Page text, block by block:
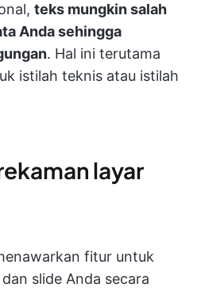
teks mungkin salah
Anda sehingga
. Hal ini terutama
istilah teknis atau istilah
layar
fitur untuk
slide Anda secara